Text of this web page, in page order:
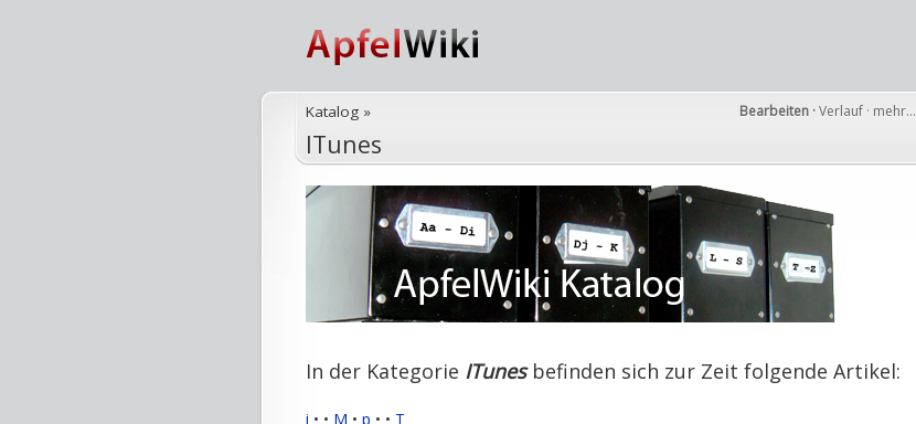
Bearbeiten ·Verlauf · mehr…
Katalog »
ITunes
In der Kategorie ITunesbefinden sich zur Zeit folgende Artikel:
i • • M • p • • T